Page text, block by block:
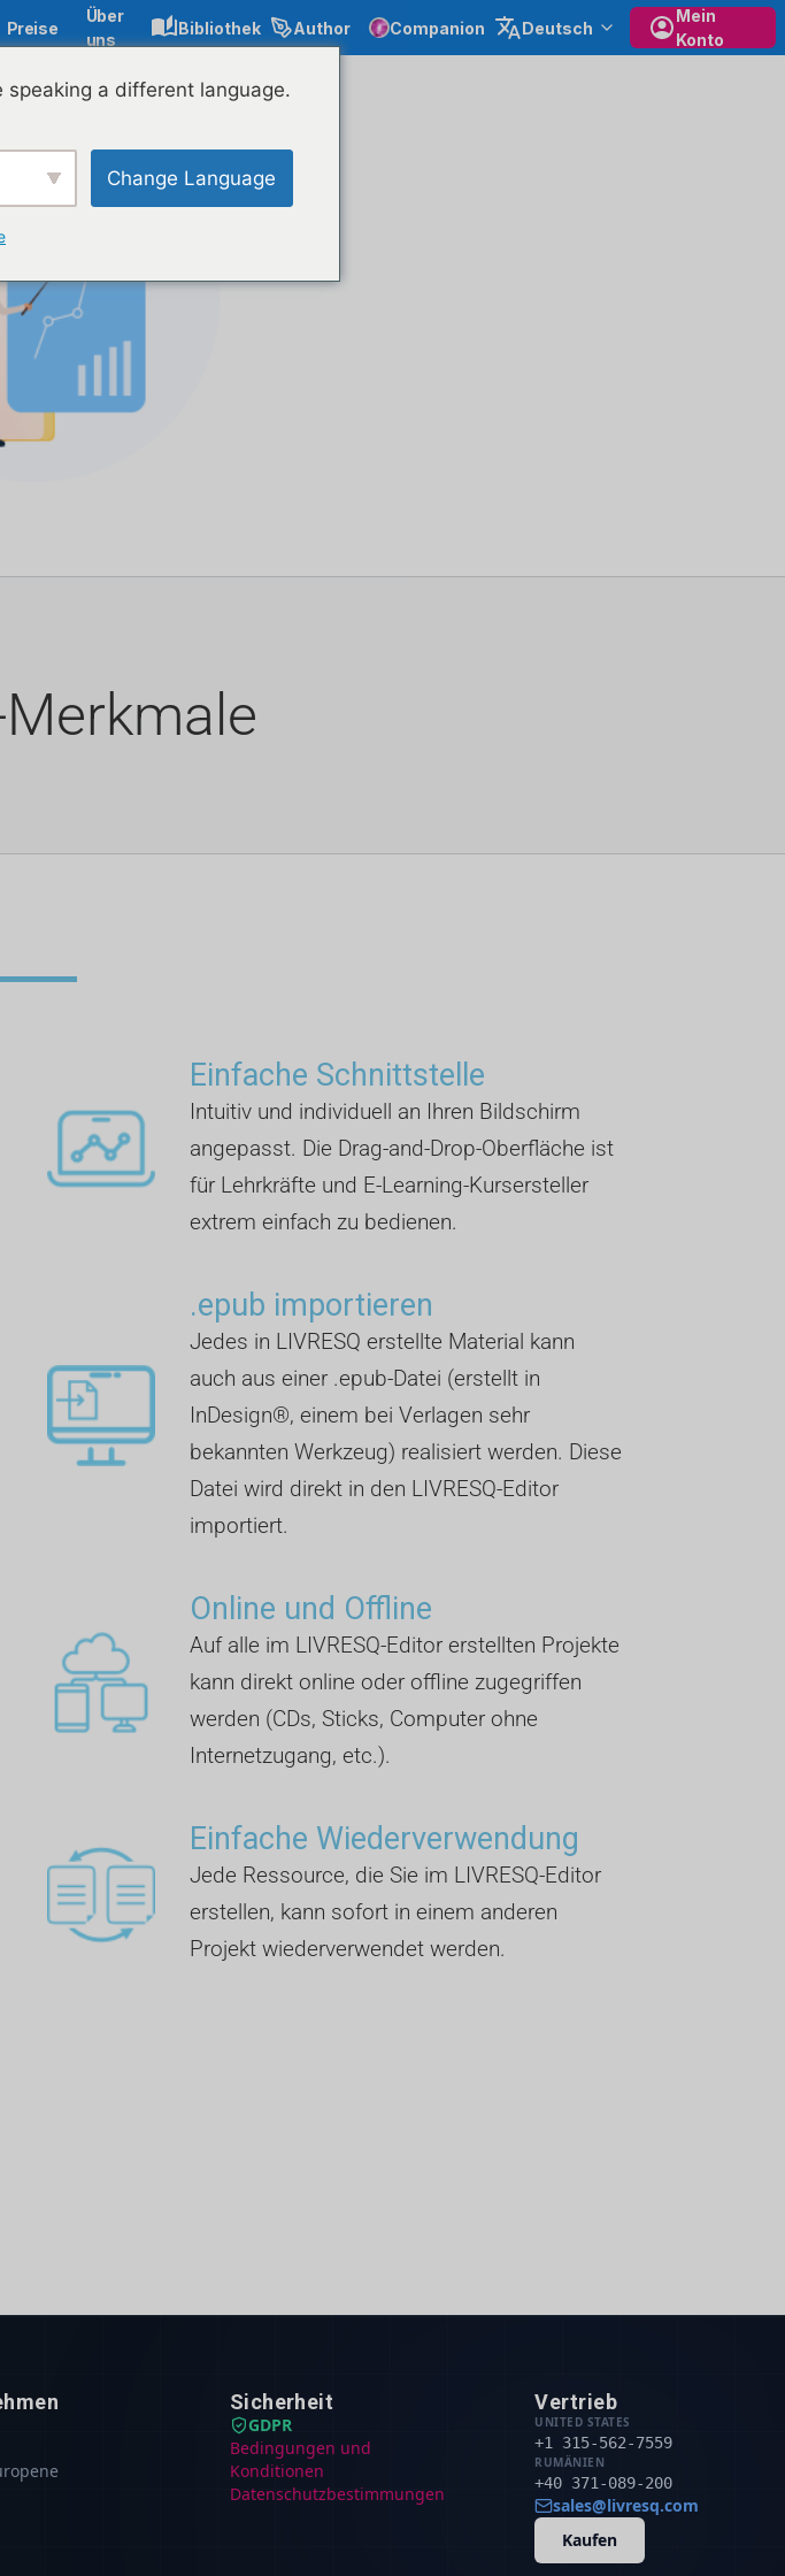
Preise
Über
uns
Bibliothek Author Companion Deutsch
Mein
Konto
Merkmale
Einfache Schnittstelle
Intuitiv und individuell an Ihren Bildschirm
angepasst. Die Drag-and-Drop-Oberfläche ist
für Lehrkräfte und E-Learning-Kursersteller
extrem einfach zu bedienen.
.epub importieren
Jedes in LIVRESQ erstellte Material kann
auch aus einer .epub-Datei (erstellt in
InDesign®, einem bei Verlagen sehr
bekannten Werkzeug) realisiert werden. Diese
Datei wird direkt in den LIVRESQ-Editor
importiert.
Online und Offline
Auf alle im LIVRESQ-Editor erstellten Projekte
kann direkt online oder offline zugegriffen
werden (CDs, Sticks, Computer ohne
Internetzugang, etc.).
Einfache Wiederverwendung
Jede Ressource, die Sie im LIVRESQ-Editor
erstellen, kann sofort in einem anderen
Projekt wiederverwendet werden.
Sicherheit
GDPR
Bedingungen und
Konditionen
Datenschutzbestimmungen
Vertrieb
UNITED STATES
+1 315-562-7559
RUMÄNIEN
+40 371-089-200
sales@livresq.com
Kaufen
a different language.
Change Language